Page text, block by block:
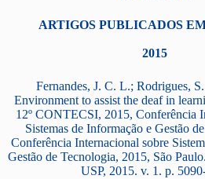
ARTIGOS PUBLICADOS
2015
Fernandes, J. C. L.; Rodrigues,
Environment to assist the deaf in
12º CONTECSI, 2015, Conferência
Sistemas de Informação e Gestão
Conferência Internacional sobre
Gestão de Tecnologia, 2015, São
USP, 2015. v. 1. p.